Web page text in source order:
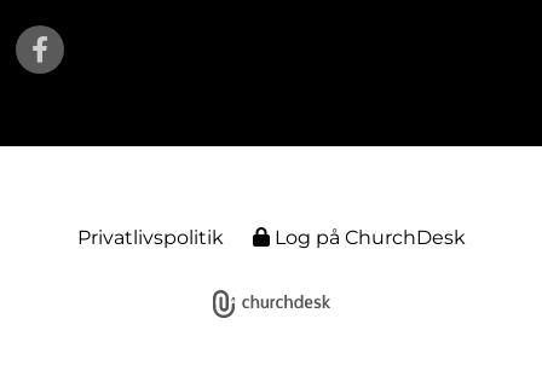
Privatlivspolitik Log på ChurchDesk